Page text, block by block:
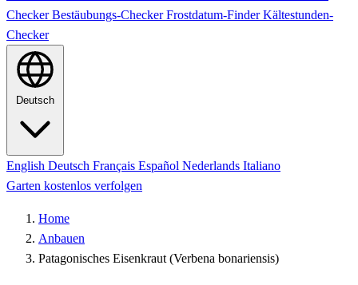
CheckerBestäubungs-CheckerFrostdatum-FinderKältestunden-
Checker
Deutsch
English Deutsch Français Español Nederlands Italiano
Garten kostenlos verfolgen
Home
Anbauen
Patagonisches Eisenkraut (Verbena bonariensis)